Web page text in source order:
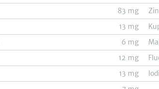
83 mg
13 mg
6 mg
12 mg
13 mg